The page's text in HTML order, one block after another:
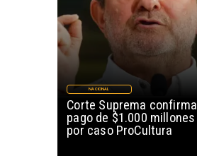
Corte Suprema confirma
pago de $1.000 millones
por caso ProCultura
NACIONAL